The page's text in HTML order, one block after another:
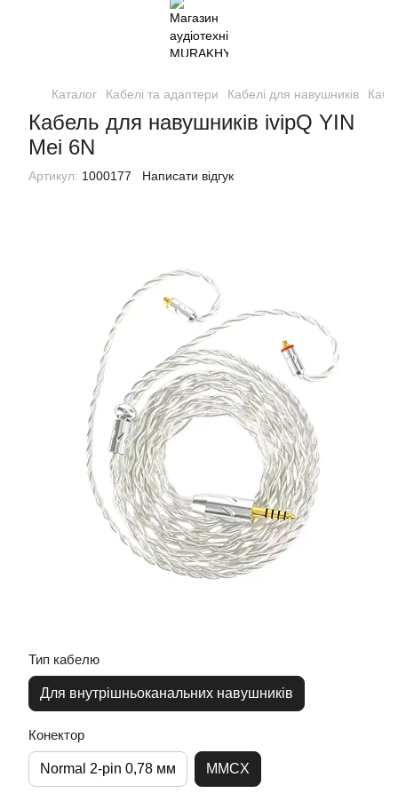
Каталог Кабелі та адаптери Кабелі для навушників
Кабель для навушників ivipQ YIN
Mei 6N
Артикул: 1000177 Написати відгук
Тип кабелю
Для внутрішньоканальних навушників
Конектор
Normal 2-pin 0,78 мм MMCX